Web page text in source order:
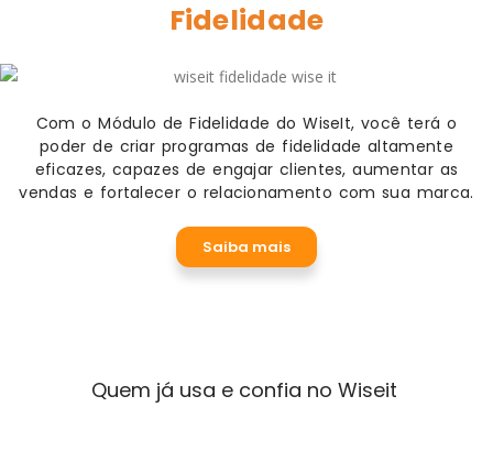
Fidelidade
Com o Módulo de Fidelidade do WiseIt, você terá o
poder de criar programas de fidelidade altamente
eficazes, capazes de engajar clientes, aumentar as
vendas e fortalecer o relacionamento com sua marca.
Saiba mais
Quem já usa e confia no Wiseit